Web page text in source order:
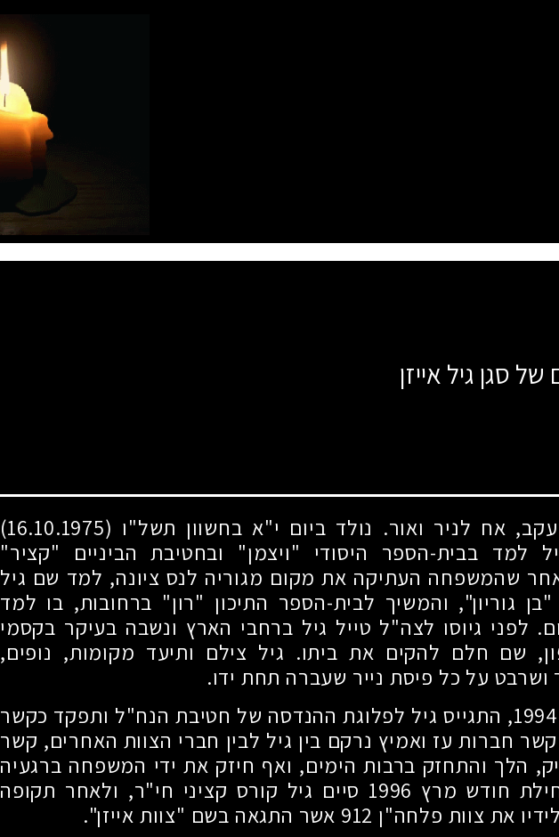
של סגן גיל אייזן
אח לניר ואור. נולד ביום י"א בחשוון תשל"ו (16.10.1975)
למד בבית-הספר היסודי "ויצמן" ובחטיבת הביניים "קציר"
שהמשפחה העתיקה את מקום מגוריה לנס ציונה, למד שם גיל
"בן גוריון", והמשיך לבית-הספר התיכון "רון" ברחובות, בו למד
לפני גיוסו לצה"ל טייל גיל ברחבי הארץ ונשבה בעיקר בקסמי
שם חלם להקים את ביתו. גיל צילם ותיעד מקומות, נופים,
ושרבט על כל פיסת נייר שעברה תחת ידו.
1994, התגייס גיל לפלוגת ההנדסה של חטיבת הנח"ל ותפקד כקשר
חברות עז ואמיץ נרקם בין גיל לבין חברי הצוות האחרים, קשר
הלך והתחזק ברבות הימים, ואף חיזק את ידי המשפחה ברגעיה
חודש מרץ 1996 סיים גיל קורס קציני חי"ר, ולאחר תקופה
את צוות פלחה"ן 912 אשר התגאה בשם "צוות אייזן".